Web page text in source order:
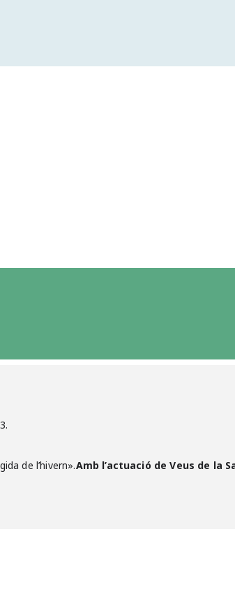
de l’hivern».Amb l’actuació de Veus de la